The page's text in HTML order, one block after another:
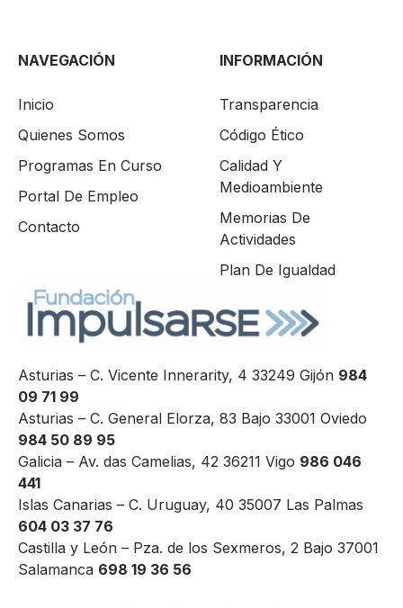
NAVEGACIÓN
Inicio
Quienes Somos
Programas En Curso
Portal De Empleo
Contacto
INFORMACIÓN
Transparencia
Código Ético
Calidad Y
Medioambiente
Memorias De
Actividades
Plan De Igualdad
Asturias – C. Vicente Innerarity, 4 33249 Gijón 984
09 71 99
Asturias – C. General Elorza, 83 Bajo 33001 Oviedo
984 50 89 95
Galicia – Av. das Camelias, 42 36211 Vigo 986 046
441
Islas Canarias – C. Uruguay, 40 35007 Las Palmas
604 03 37 76
Castilla y León – Pza. de los Sexmeros, 2 Bajo 37001
Salamanca 698 19 36 56